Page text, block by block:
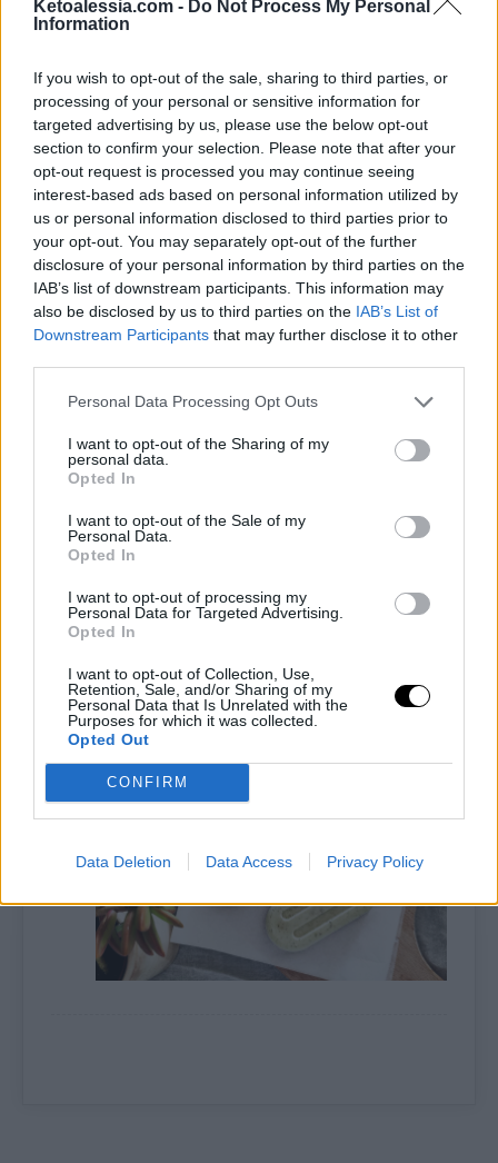
Ketoalessia.com - Do Not Process My Personal
Information
If you wish to opt-out of the sale, sharing to third parties, or
processing of your personal or sensitive information for
targeted advertising by us, please use the below opt-out
section to confirm your selection. Please note that after your
opt-out request is processed you may continue seeing
interest-based ads based on personal information utilized by
us or personal information disclosed to third parties prior to
your opt-out. You may separately opt-out of the further
disclosure of your personal information by third parties on the
IAB’s list of downstream participants. This information may
also be disclosed by us to third parties on the IAB’s List of
Downstream Participants that may further disclose it to other
Personal Data Processing Opt Outs
I want to opt-out of the Sharing of my
personal data.
Opted In
I want to opt-out of the Sale of my
Personal Data.
Opted In
I want to opt-out of processing my
Personal Data for Targeted Advertising.
Opted In
I want to opt-out of Collection, Use,
Retention, Sale, and/or Sharing of my
Personal Data that Is Unrelated with the
Purposes for which it was collected.
Opted Out
CONFIRM
Data Deletion Data Access Privacy Policy
il nocciolo ed estrai la polpa con
l’aiuto di un cucchiaio.
Taglia a pezzetti, conserva in un
contenitore o in un sacchetto per
alimenti e conserva in freezer per 1
ora.
Trascorso il tempo, riprendi
l’avocado, ormai freddo, e versa nel
boccale del frullatore insieme a tutti
non ottieni una crema liscia.
Se necessario mescola di tanto in
Versa la crema in 2 stampi per
gelato e chiudi con l’apposito
coperchio oppure metti in una
ciotola e ricopri con la pellicola
trasparente a contatto con il gelato.
Metti in freezer per almeno 3 ore.